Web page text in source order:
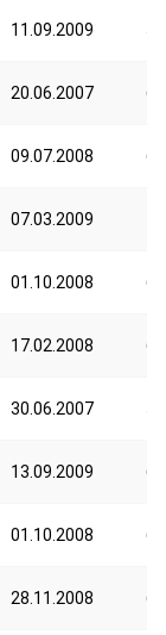
11.09.2009
20.06.2007
09.07.2008
07.03.2009
01.10.2008
17.02.2008
30.06.2007
13.09.2009
01.10.2008
28.11.2008